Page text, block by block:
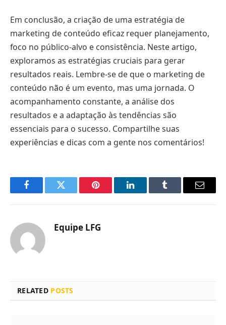
Em conclusão, a criação de uma estratégia de
marketing de conteúdo eficaz requer planejamento,
foco no público-alvo e consistência. Neste artigo,
exploramos as estratégias cruciais para gerar
resultados reais. Lembre-se de que o marketing de
conteúdo não é um evento, mas uma jornada. O
acompanhamento constante, a análise dos
resultados e a adaptação às tendências são
essenciais para o sucesso. Compartilhe suas
experiências e dicas com a gente nos comentários!
FacebookTwitter Pinterest LinkedInTumblr Email
Equipe LFG
RELATED POSTS